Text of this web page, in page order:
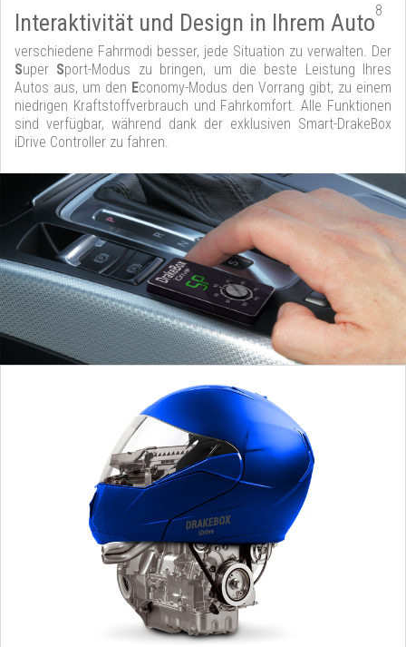
Interaktivität und Design in Ihrem Auto8
verschiedene Fahrmodi besser, jede Situation zu verwalten. Der
Super Sport-Modus zu bringen, um die beste Leistung Ihres
Autos aus, um den Economy-Modus den Vorrang gibt, zu einem
niedrigen Kraftstoffverbrauch und Fahrkomfort. Alle Funktionen
sind verfügbar, während dank der exklusiven Smart-DrakeBox
iDrive Controller zu fahren.